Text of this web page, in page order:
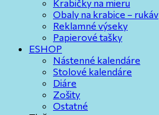
Krabičky na mieru
Obaly na krabice – rukáv
Reklamné výseky
Papierové tašky
ESHOP
Nástenné kalendáre
Stolové kalendáre
Diáre
Zošity
Ostatné